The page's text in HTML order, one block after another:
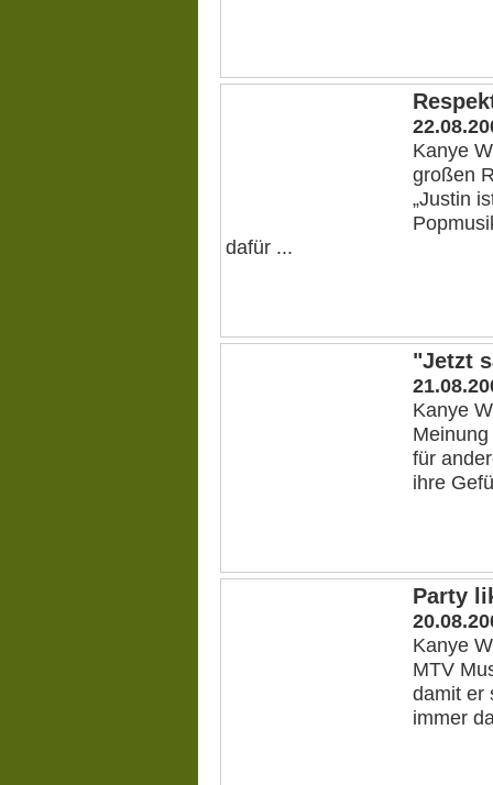
Kanye
großen
„Justin
dafür ...
"Jetzt
Kanye
für
ihre
Party
Kanye
MTV
damit er
immer